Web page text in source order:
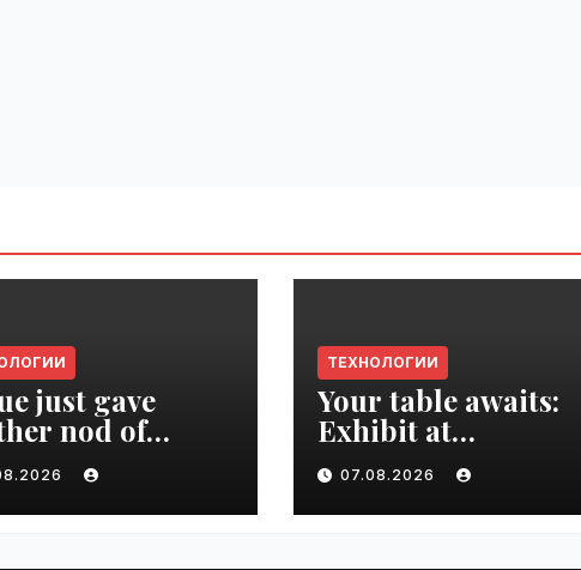
just gave
nod of
to the tech
| VseTime.ru
ТЕХНОЛОГИИ
Your table awaits:
Exhibit at
TechCrunch Disrupt
2026 to be seen by
thousands |
07.08.2026